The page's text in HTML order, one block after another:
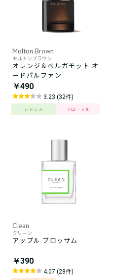
Molton Brown
モルトンブラウン
オレンジ＆ベルガモット オ
ードパルファン
￥490
3.23 (32件)
シトラス フローラル
Clean
クリーン
アップル ブロッサム
￥390
4.07 (28件)